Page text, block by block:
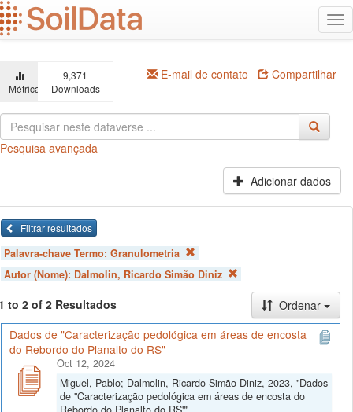
Ir
para
o
principal
Métricas
9,371
Downloads
E-mail de contato Compartilhar
Pesquisa avançada
Adicionar dados
Filtrar resultados
Palavra-chave Termo: Granulometria
Autor (Nome): Dalmolin, Ricardo Simão Diniz
to 2 of 2 Resultados
Ordenar
Dados de "Caracterização pedológica em áreas de encosta
do Rebordo do Planalto do RS"
Oct 12, 2024
Miguel, Pablo; Dalmolin, Ricardo Simão Diniz, 2023, "Dados
de "Caracterização pedológica em áreas de encosta do